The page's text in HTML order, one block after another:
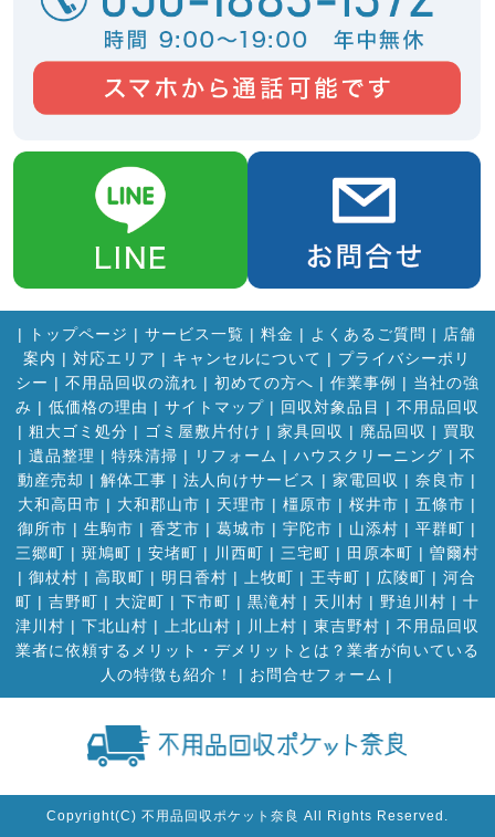
| トップページ | サービス一覧 | 料金 | よくあるご質問 | 店舗
案内 | 対応エリア | キャンセルについて | プライバシーポリ
シー | 不用品回収の流れ | 初めての方へ | 作業事例 | 当社の強
み | 低価格の理由 | サイトマップ| 回収対象品目 | 不用品回収
| 粗大ゴミ処分 | ゴミ屋敷片付け | 家具回収 | 廃品回収 | 買取
| 遺品整理 | 特殊清掃 | リフォーム | ハウスクリーニング | 不
動産売却 | 解体工事 | 法人向けサービス | 家電回収 | 奈良市 |
大和高田市 | 大和郡山市 | 天理市 | 橿原市 | 桜井市 | 五條市 |
御所市 | 生駒市 | 香芝市 | 葛城市 | 宇陀市 | 山添村 | 平群町 |
三郷町 | 斑鳩町 | 安堵町 | 川西町 | 三宅町 | 田原本町 | 曽爾村
| 御杖村 | 高取町 | 明日香村 | 上牧町 | 王寺町 | 広陵町 | 河合
町 | 吉野町 | 大淀町 | 下市町 | 黒滝村 | 天川村 | 野迫川村 | 十
津川村 | 下北山村 | 上北山村 | 川上村 | 東吉野村 | 不用品回収
業者に依頼するメリット・デメリットとは？業者が向いている
人の特徴も紹介！
| お問合せフォーム |
Copyright(C) 不用品回収ポケット奈良 All Rights Reserved.